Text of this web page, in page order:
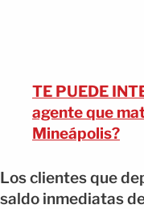
TE PUEDE
agente que
Mineápolis?
Los clientes que
saldo inmediatas